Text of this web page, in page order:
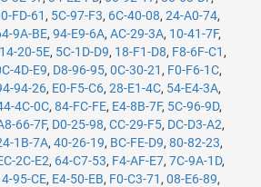
FD-61 , 5C-97-F3, 6C-40-08, 24-A0-74,
9A-BE, 94-E9-6A, AC-29-3A, 10-41-7F,
14-20-5E, 5C-1D-D9, 18-F1-D8, F8-6F-C1 ,
4D-E9, D8-96-95, 0C-30-21 , F0-F6-1C,
94-26, E0-F5-C6, 28-E1-4C, 54-E4-3A,
4C-0C, 84-FC-FE, E4-8B-7F, 5C-96-9D,
66-7F, D0-25-98, CC-29-F5, DC-D3-A2,
1B-7A, 40-26-19, BC-FE-D9, 80-82-23,
2C-E2, 64-C7-53, F4-AF-E7, 7C-9A-1D,
95-CE, E4-50-EB, F0-C3-71 , 08-E6-89,